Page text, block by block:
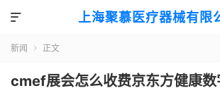
上海聚慕医疗器械有限

新闻  正文
cmef展会怎么收费京东方健康数